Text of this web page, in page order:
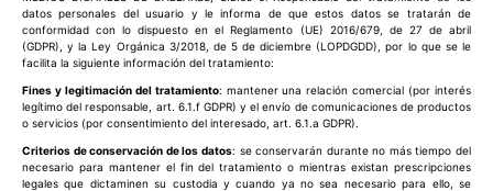
datos personales del usuario y le informa de que estos datos se tratarán de
conformidad con lo dispuesto en el Reglamento (UE) 2016/679, de 27 de abril
(GDPR), y la Ley Orgánica 3/2018, de 5 de diciembre (LOPDGDD), por lo que se le
facilita la siguiente información del tratamiento:
Fines y legitimación del tratamiento: mantener una relación comercial (por interés
legítimo del responsable, art. 6.1.f GDPR) y el envío de comunicaciones de productos
o servicios (por consentimiento del interesado, art. 6.1.a GDPR).
Criterios de conservación de los datos: se conservarán durante no más tiempo del
necesario para mantener el fin del tratamiento o mientras existan prescripciones
legales que dictaminen su custodia y cuando ya no sea necesario para ello, se